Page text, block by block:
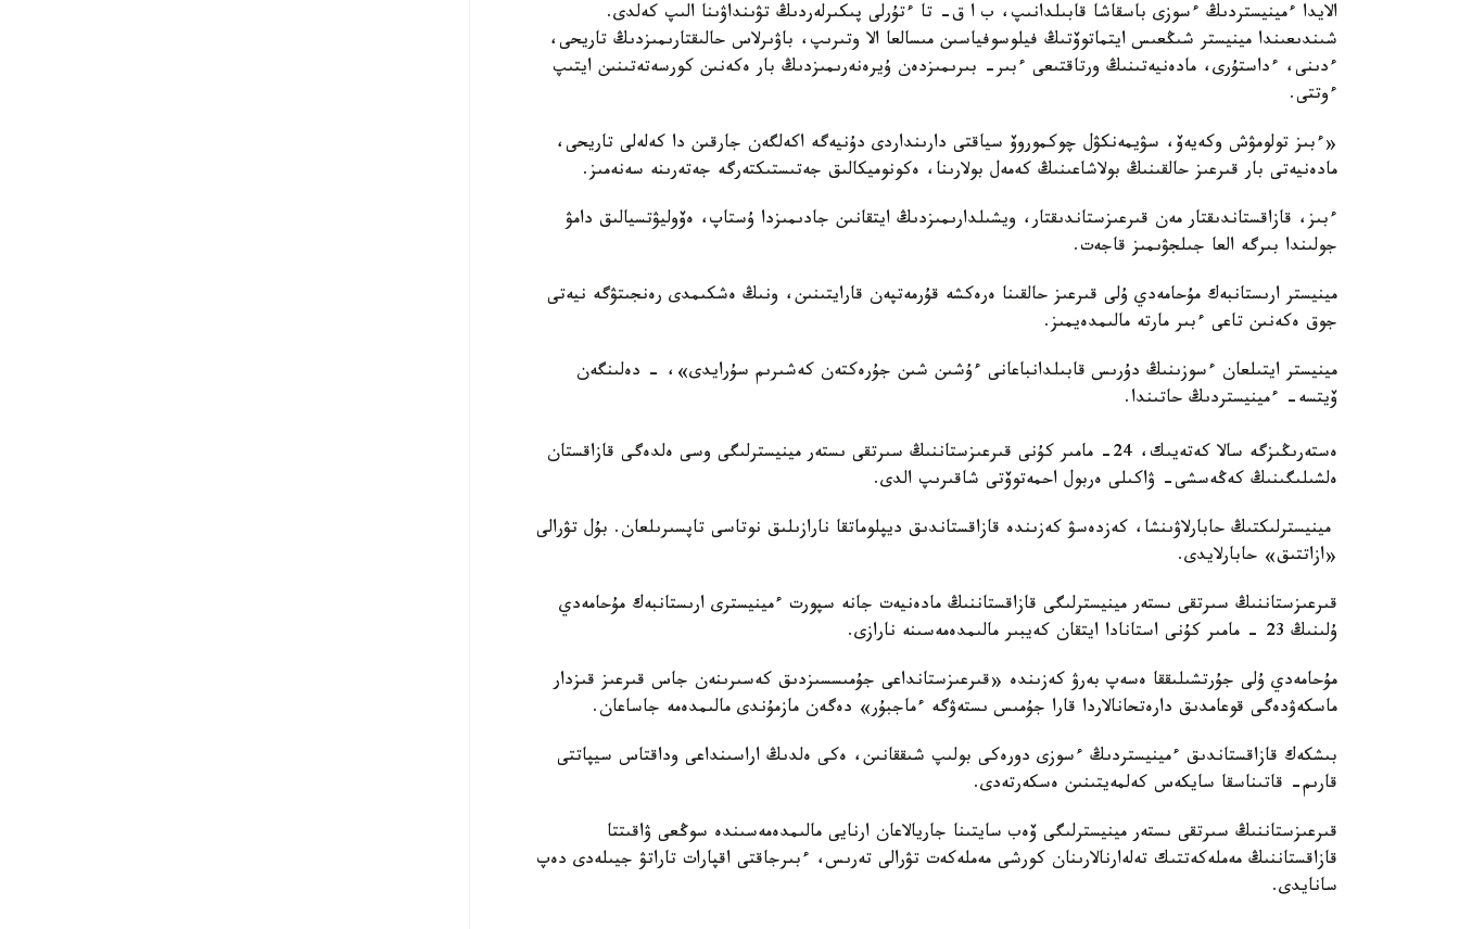
الايدا ءمينيستردىڭ ءسوزى باسقاشا قابىلدانىپ، ب ا ق- تا ءتۇرلى پىكىرلەردىڭ تۋىنداۋىنا الىپ كەلدى.
شىندىعىندا مينيستر شىڭعىس ايتماتوۆتىڭ فيلوسوفياسىن مىسالعا الا وتىرىپ، باۋىرلاس حالىقتارىمىزدىڭ تاريحى،
ءدىنى، ءداستۇرى، مادەنيەتىنىڭ ورتاقتىعى ءبىر- بىرىمىزدەن ۇيرەنەرىمىزدىڭ بار ەكەنىن كورسەتەتىنىن ايتىپ
ءوتتى.
«ءبىز تولومۋش وكەيەۆ، سۋيمەنكۋل چوكموروۆ سياقتى دارىنداردى دۇنيەگە اكەلگەن جارقىن دا كەلەلى تاريحى،
مادەنيەتى بار قىرعىز حالقىنىڭ بولاشاعىنىڭ كەمەل بولارىنا، ەكونوميكالىق جەتىستىكتەرگە جەتەرىنە سەنەمىز.
ءبىز، قازاقستاندىقتار مەن قىرعىزستاندىقتار، ويشىلدارىمىزدىڭ ايتقانىن جادىمىزدا ۇستاپ، ەۆوليۋتسيالىق دامۋ
جولىندا بىرگە العا جىلجۋىمىز قاجەت.
مينيستر ارىستانبەك مۇحامەدي ۇلى قىرعىز حالقىنا ەرەكشە قۇرمەتپەن قارايتىنىن، ونىڭ ەشكىمدى رەنجىتۋگە نيەتى
جوق ەكەنىن تاعى ءبىر مارتە مالىمدەيمىز.
مينيستر ايتىلعان ءسوزىنىڭ دۇرىس قابىلدانباعانى ءۇشىن شىن جۇرەكتەن كەشىرىم سۇرايدى»، - دەلىنگەن
ۆيتسە- ءمينيستردىڭ حاتىندا.
ەستەرىڭىزگە سالا كەتەيىك، 24- مامىر كۇنى قىرعىزستاننىڭ سىرتقى ىستەر مينيسترلىگى وسى ەلدەگى قازاقستان
ەلشىلىگىنىڭ كەڭەسشى- ۋاكىلى ەربول احمەتوۆتى شاقىرىپ الدى.
مينيسترلىكتىڭ حابارلاۋىنشا، كەزدەسۋ كەزىندە قازاقستاندىق ديپلوماتقا نارازىلىق نوتاسى تاپسىرىلعان. بۇل تۋرالى
«ازاتتىق» حابارلايدى.
قىرعىزستاننىڭ سىرتقى ىستەر مينيسترلىگى قازاقستاننىڭ مادەنيەت جانە سپورت ءمينيسترى ارىستانبەك مۇحامەدي
ۇلىنىڭ 23 - مامىر كۇنى استانادا ايتقان كەيبىر مالىمدەمەسىنە نارازى.
مۇحامەدي ۇلى جۇرتشىلىققا ەسەپ بەرۋ كەزىندە «قىرعىزستانداعى جۇمىسسىزدىق كەسىرىنەن جاس قىرعىز قىزدار
ماسكەۋدەگى قوعامدىق دارەتحانالاردا قارا جۇمىس ىستەۋگە ءماجبۇر» دەگەن مازمۇندى مالىمدەمە جاساعان.
بىشكەك قازاقستاندىق ءمينيستردىڭ ءسوزى دورەكى بولىپ شىققانىن، ەكى ەلدىڭ اراسىنداعى وداقتاس سيپاتتى
قارىم- قاتىناسقا سايكەس كەلمەيتىنىن ەسكەرتەدى.
قىرعىزستاننىڭ سىرتقى ىستەر مينيسترلىگى ۆەب سايتىنا جاريالاعان ارنايى مالىمدەمەسىندە سوڭعى ۋاقىتتا
قازاقستاننىڭ مەملەكەتتىك تەلەارنالارىنان كورشى مەملەكەت تۋرالى تەرىس، ءبىرجاقتى اقپارات تاراتۋ جيىلەدى دەپ
سانايدى.